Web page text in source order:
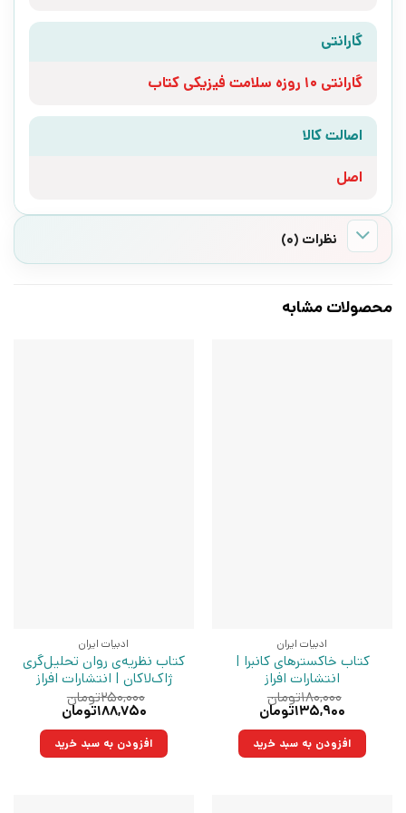
گارانتی
گارانتی 10 روزه سلامت فیزیکی کتاب
اصالت کالا
اصل
نظرات (0)
محصولات مشابه
ادبیات ایران
کتاب خاکسترهای کانبرا |
انتشارات افراز
۱۸۰,۰۰۰تومان
قیمت
۱۸۰,۰۰۰تومان
بود.
۱۳۵,۹۰۰تومان
۱۳۵,۹۰۰تومان.افزودن به سبد خرید
ادبیات ایران
کتاب نظریه‌ی روان‌ تحلیل‌‌گری
ژاک‌لاکان | انتشارات افراز
۲۵۰,۰۰۰تومان
قیمت
۲۵۰,۰۰۰تومان
بود.
۱۸۸,۷۵۰تومان
۱۸۸,۷۵۰تومان.افزودن به سبد خرید